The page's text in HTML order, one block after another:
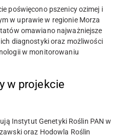
poświęcono pszenicy ozimej i
w uprawie w regionie Morza
omawiano najważniejsze
diagnostyki oraz możliwości
w monitorowaniu
w projekcie
Instytut Genetyki Roślin PAN w
oraz Hodowla Roślin